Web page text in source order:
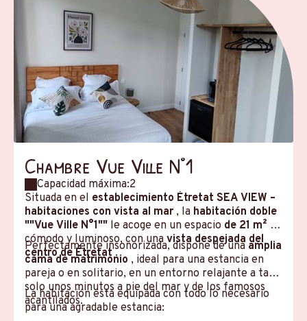
Chambre Vue Ville N°1
Capacidad máxima:2
Situada en el establecimiento Étretat SEA VIEW –
habitaciones con vista al mar , la habitación doble
""Vue Ville N°1"" le acoge en un espacio de 21 m² ,
cómodo y luminoso, con unavista despejada del
centro de Étretat.
Perfectamente insonorizada, dispone de una amplia
cama de matrimonio , ideal para una estancia en
pareja o en solitario, en un entorno relajante a tan
solo unos minutos a pie del mar y de los famosos
acantilados.
La habitación está equipada con todo lo necesario
para una agradable estancia: